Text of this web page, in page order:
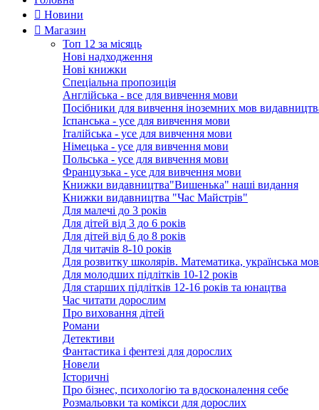
Новини
Магазин
Топ 12 за місяць
Нові надходження
Нові книжки
Спеціальна пропозиція
Англійська - все для вивчення мови
Посібники для вивчення іноземних мов
Іспанська - усе для вивчення мови
Італійська - усе для вивчення мови
Німецька - усе для вивчення мови
Польська - усе для вивчення мови
Французька - усе для вивчення мови
Книжки видавництва"Вишенька" наші видання
Книжки видавництва "Час Майстрів"
Для малечі до 3 років
Для дітей від 3 до 6 років
Для дітей від 6 до 8 років
Для читачів 8-10 років
Для розвитку школярів. Математика, українська
Для молодших підлітків 10-12 років
Для старших підлітків 12-16 років та юнацтва
Час читати дорослим
Про виховання дітей
Романи
Детективи
Фантастика і фентезі для дорослих
Новели
Історичні
Про бізнес, психологію та вдосконалення себе
Розмальовки та комікси для дорослих